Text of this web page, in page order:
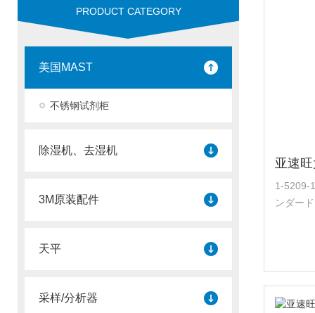
PRODUCT CATEGORY
美国MAST
不锈钢试剂柜
除湿机、去湿机
3M原装配件
天平
采样/分析器
1-5209-
ンダードデ